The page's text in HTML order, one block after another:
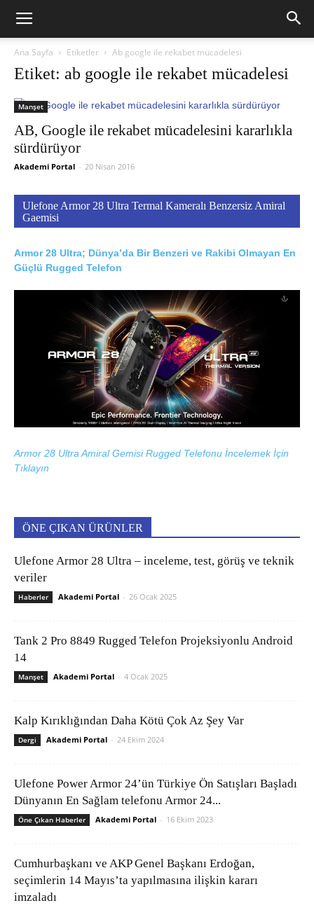
Ana Sayfa Etiketler Ab google ile rekabet mücadelesi
Etiket: ab google ile rekabet mücadelesi
Manşet
AB, Google ile rekabet mücadelesini kararlıkla
sürdürüyor
Akademi Portal - 20 Nisan 2016
Ulefone Armor 28 Ultra Termal Kameralı Benzersiz Amiral
Gaemisi
Armor 28 Ultra; Dünya’da Bir Benzeri ve Rakibi Olmayan En
Güçlü Rugged Telefon
Armor 28 Ultra Amiral Gemisi Rugged Telefonu İncelemek İçin
Tıklayın
ÖNE ÇIKAN ÜRÜNLER
Ulefone Armor 28 Ultra – inceleme, test, görüş ve teknik
veriler
Haberler Akademi Portal - 26 Ocak 2025
Tank 2 Pro 8849 Rugged Telefon Projeksiyonlu Android
14
Manşet Akademi Portal - 4 Ocak 2025
Kalp Kırıklığından Daha Kötü Çok Az Şey Var
Dergi Akademi Portal - 24 Ekim 2024
Ulefone Power Armor 24’ün Türkiye Ön Satışları Başladı
Dünyanın En Sağlam telefonu Armor 24...
Öne Çıkan Haberler Akademi Portal - 16 Ekim 2023
Cumhurbaşkanı ve AKP Genel Başkanı Erdoğan,
seçimlerin 14 Mayıs’ta yapılmasına ilişkin kararı
imzaladı